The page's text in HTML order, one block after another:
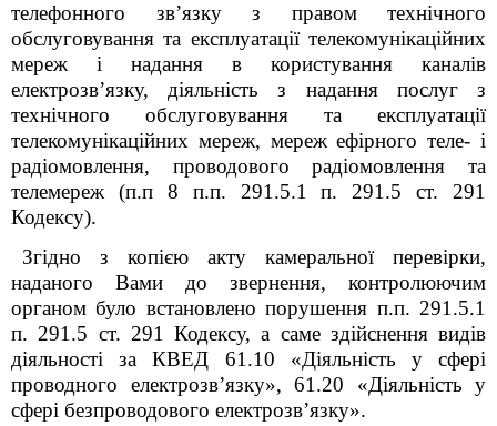
телефонного зв’язку з правом технічного
обслуговування та експлуатації телекомунікаційних
мереж і надання в користування каналів
електрозв’язку, діяльність з надання послуг з
технічного обслуговування та експлуатації
телекомунікаційних мереж, мереж ефірного теле- і
радіомовлення, проводового радіомовлення та
телемереж (п.п 8 п.п. 291.5.1 п. 291.5 ст. 291
Кодексу).
Згідно з копією акту камеральної перевірки,
наданого Вами до звернення, контролюючим
органом було встановлено порушення п.п. 291.5.1
п. 291.5 ст. 291 Кодексу, а саме здійснення видів
діяльності за КВЕД 61.10 «Діяльність у сфері
проводного електрозв’язку», 61.20 «Діяльність у
сфері безпроводового електрозв’язку».